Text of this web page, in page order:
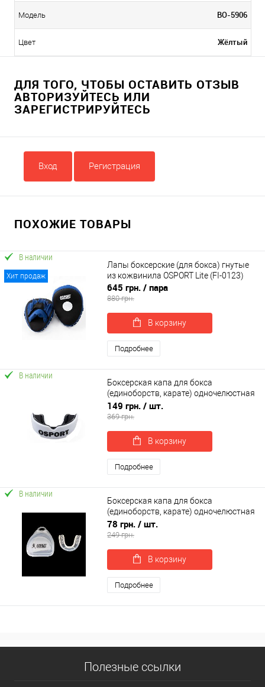
Модель BO-5906
Цвет Жёлтый
ДЛЯ ТОГО, ЧТОБЫ ОСТАВИТЬ ОТЗЫВ
АВТОРИЗУЙТЕСЬ ИЛИ
ЗАРЕГИСТРИРУЙТЕСЬ
Вход Регистрация
ПОХОЖИЕ ТОВАРЫ
Хит продаж
В наличии
Лапы боксерские (для бокса) гнутые
из кожвинила OSPORT Lite (FI-0123)
645 грн. / пара
880 грн.
В корзину
Подробнее
В наличии
Боксерская капа для бокса
(единоборств, карате) одночелюстная
OSPORT (MS 1627)
149 грн. / шт.
369 грн.
В корзину
Подробнее
В наличии
Боксерская капа для бокса
(единоборств, карате) одночелюстная
OSPORT (MS 2115)
78 грн. / шт.
249 грн.
В корзину
Подробнее
Полезные ссылки